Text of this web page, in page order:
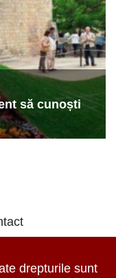
drepturile sunt